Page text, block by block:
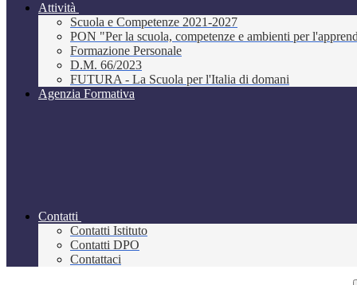
Attività
Scuola e Competenze 2021-2027
PON "Per la scuola, competenze e ambienti per
Formazione Personale
D.M. 66/2023
FUTURA - La Scuola per l'Italia di domani
Agenzia Formativa
Contatti
Contatti Istituto
Contatti DPO
Contattaci